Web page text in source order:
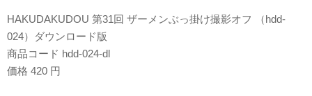
HAKUDAKUDOU 第31回 ザーメンぶっ掛け撮影オフ （hdd-
024）ダウンロード版
商品コード hdd-024-dl
価格 420 円